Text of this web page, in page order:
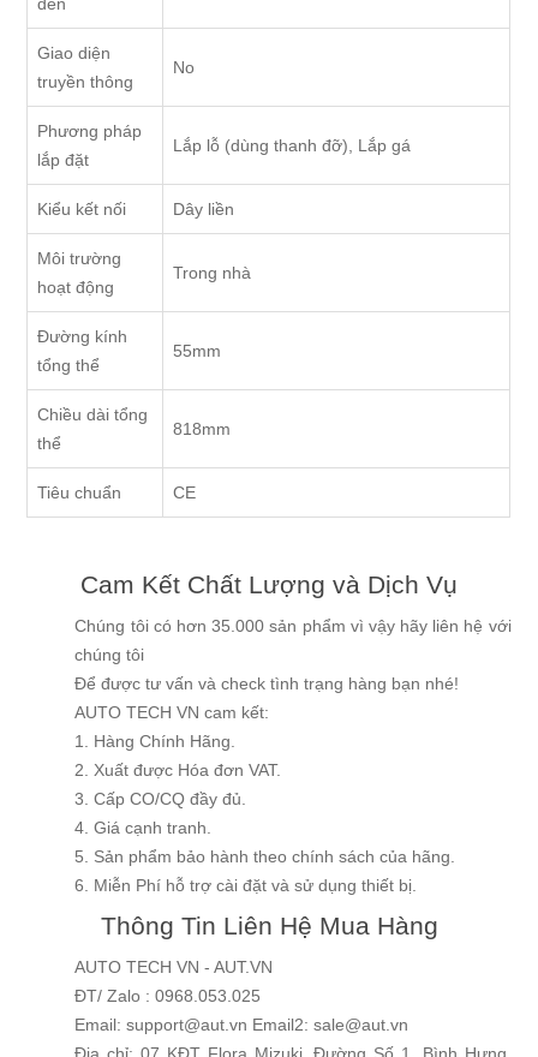
đèn
Giao diện
truyền thông
No
Phương pháp
lắp đặt
Lắp lỗ (dùng thanh đỡ), Lắp gá
Kiểu kết nối Dây liền
Môi trường
hoạt động
Trong nhà
Đường kính
tổng thể
55mm
Chiều dài tổng
thể
818mm
Tiêu chuẩn CE
Cam Kết Chất Lượng và Dịch Vụ
Chúng tôi có hơn 35.000 sản phẩm vì vậy hãy liên hệ với
chúng tôi
Để được tư vấn và check tình trạng hàng bạn nhé!
AUTO TECH VN cam kết:
1. Hàng Chính Hãng.
2. Xuất được Hóa đơn VAT.
3. Cấp CO/CQ đầy đủ.
4. Giá cạnh tranh.
5. Sản phẩm bảo hành theo chính sách của hãng.
6. Miễn Phí hỗ trợ cài đặt và sử dụng thiết bị.
Thông Tin Liên Hệ Mua Hàng
AUTO TECH VN - AUT.VN
ĐT/ Zalo : 0968.053.025
Email: support@aut.vn Email2: sale@aut.vn